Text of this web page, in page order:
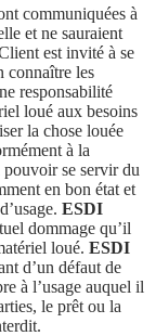
communiquées à
et ne sauraient
est invité à se
connaître les
responsabilité
loué aux besoins
la chose louée
à la
se servir du
en bon état et
ESDI
dommage qu’il
loué. ESDI
d’un défaut de
à l’usage auquel il
le prêt ou la